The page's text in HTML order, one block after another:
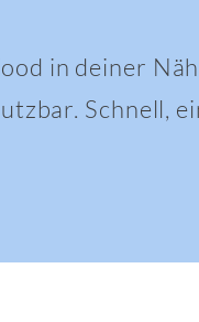
in deiner
Schnell,